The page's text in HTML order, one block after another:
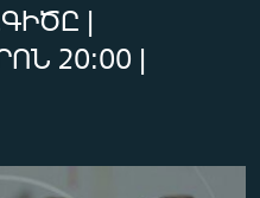
|
20:00 |